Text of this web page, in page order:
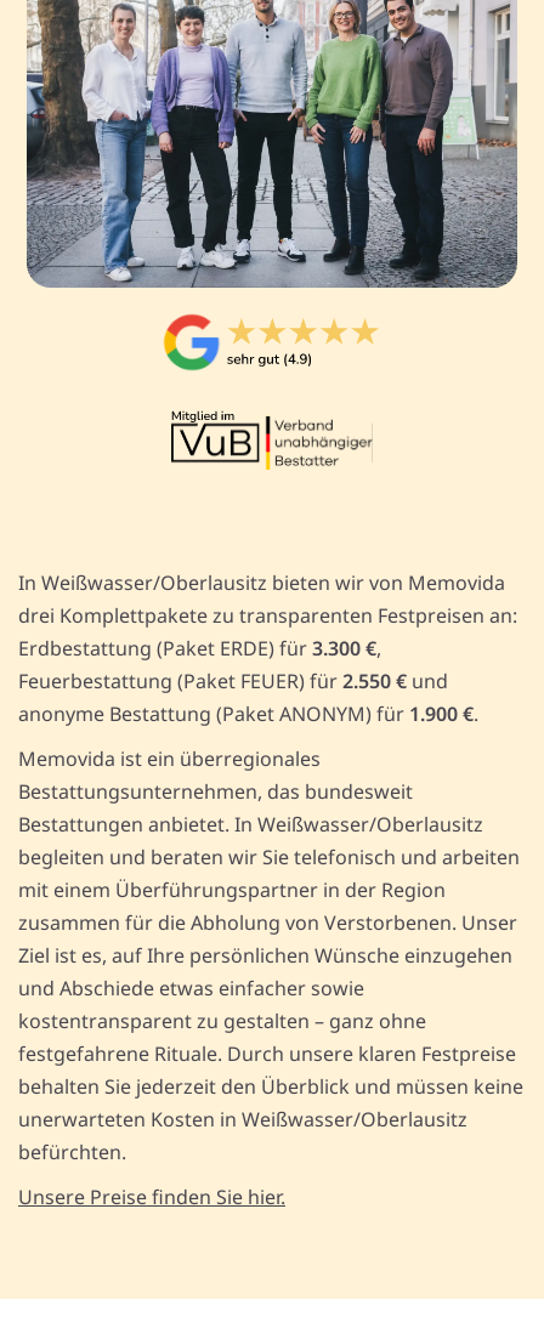
In Weißwasser/Oberlausitz bieten wir von Memovida
drei Komplettpakete zu transparenten Festpreisen an:
Erdbestattung (Paket ERDE) für3.300 €,
Feuerbestattung (Paket FEUER) für2.550 € und
anonyme Bestattung (Paket ANONYM) für 1.900 €.
Memovida ist ein überregionales
Bestattungsunternehmen, das bundesweit
Bestattungen anbietet. In Weißwasser/Oberlausitz
begleiten und beraten wir Sie telefonisch und arbeiten
mit einem Überführungspartner in der Region
zusammen für die Abholung von Verstorbenen. Unser
Ziel ist es, auf Ihre persönlichen Wünsche einzugehen
und Abschiede etwas einfacher sowie
kostentransparent zu gestalten – ganz ohne
festgefahrene Rituale. Durch unsere klaren Festpreise
behalten Sie jederzeit den Überblick und müssen keine
unerwarteten Kosten in Weißwasser/Oberlausitz
befürchten.
Unsere Preise finden Sie hier.